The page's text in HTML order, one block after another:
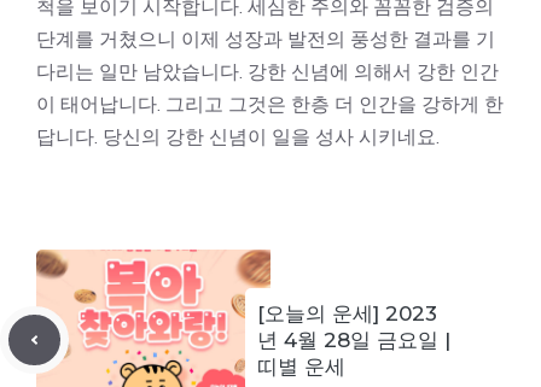
척을 보이기 시작합니다. 세심한 주의와 꼼꼼한 검증의
단계를 거쳤으니 이제 성장과 발전의 풍성한 결과를 기
다리는 일만 남았습니다. 강한 신념에 의해서 강한 인간
이 태어납니다. 그리고 그것은 한층 더 인간을 강하게 한
답니다. 당신의 강한 신념이 일을 성사 시키네요.
[오늘의 운세] 2023
년 4월 28일 금요일 |
띠별 운세